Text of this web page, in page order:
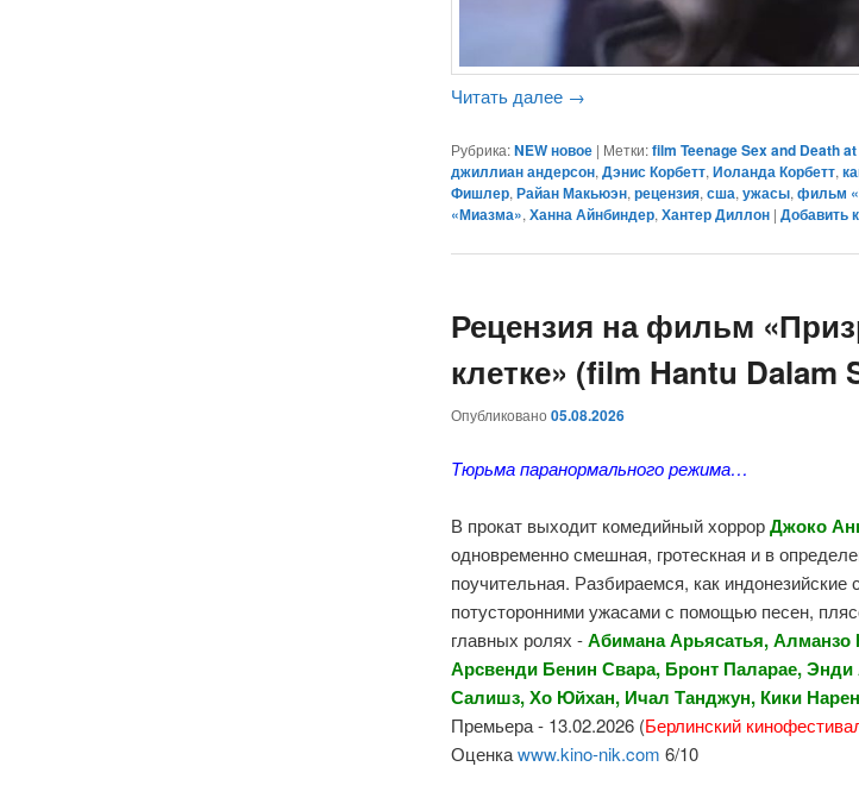
Читать далее →
Рубрика: NEW новое | Метки: film Teenage Sex and Death
джиллиан андерсон,Дэнис Корбетт,Иоланда Корбетт,
Фишлер,Райан Макьюэн,рецензия,сша,ужасы,фильм
«Миазма»,Ханна Айнбиндер,Хантер Диллон |Добавить
Рецензия на фильм
клетке» (film Hantu Dalam
Опубликовано05.08.2026
Тюрьма паранормального режима…
В прокат выходит комедийный хоррорДжоко
одновременно смешная, гротескная и в
поучительная. Разбираемся, как
потусторонними ужасами с помощью песен,
главных ролях -Абимана Арьясатья,
Арсвенди Бенин Свара, Бронт Паларае,
Салишз, Хо Юйхан, Ичал Танджун, Кики
Премьера - 13.02.2026 (Берлинский
Оценкаwww.kino-nik.com 6/10